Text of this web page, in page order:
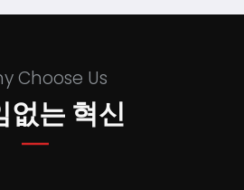
Choose Us
없는 혁신